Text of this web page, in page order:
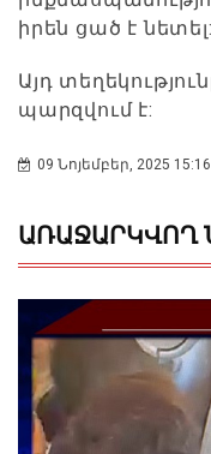
իրեն ցած է նետել:
Այդ
պարզվում է:
09 Նոյեմբեր, 2025 15:16
ԱՌԱՋԱՐԿՎՈՂ